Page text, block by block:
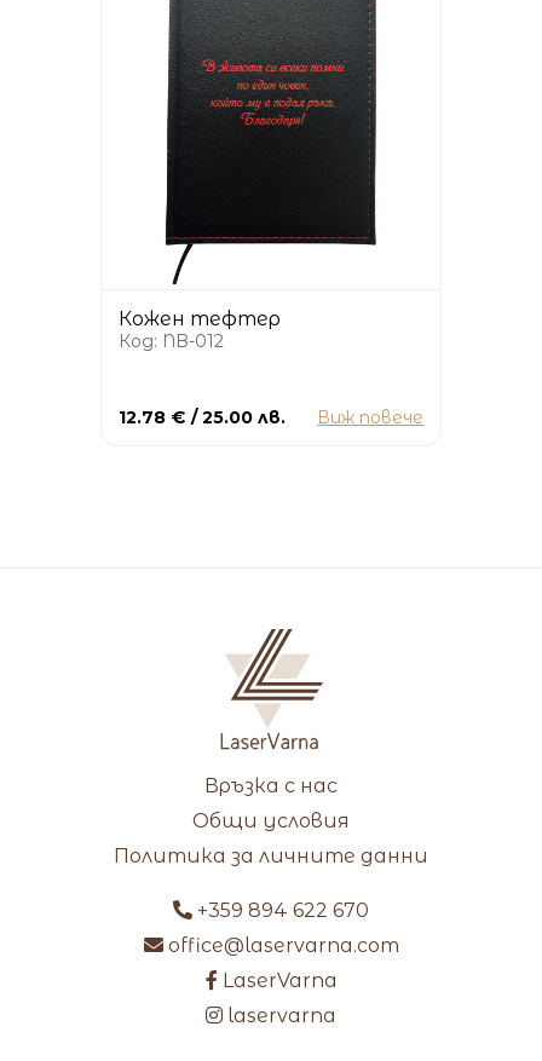
Кожен тефтер
Код: NB-012
12.78 € / 25.00 лв. Виж повече
Връзка с нас
Общи условия
Политика за личните данни
+359 894 622 670
office@laservarna.com
LaserVarna
laservarna